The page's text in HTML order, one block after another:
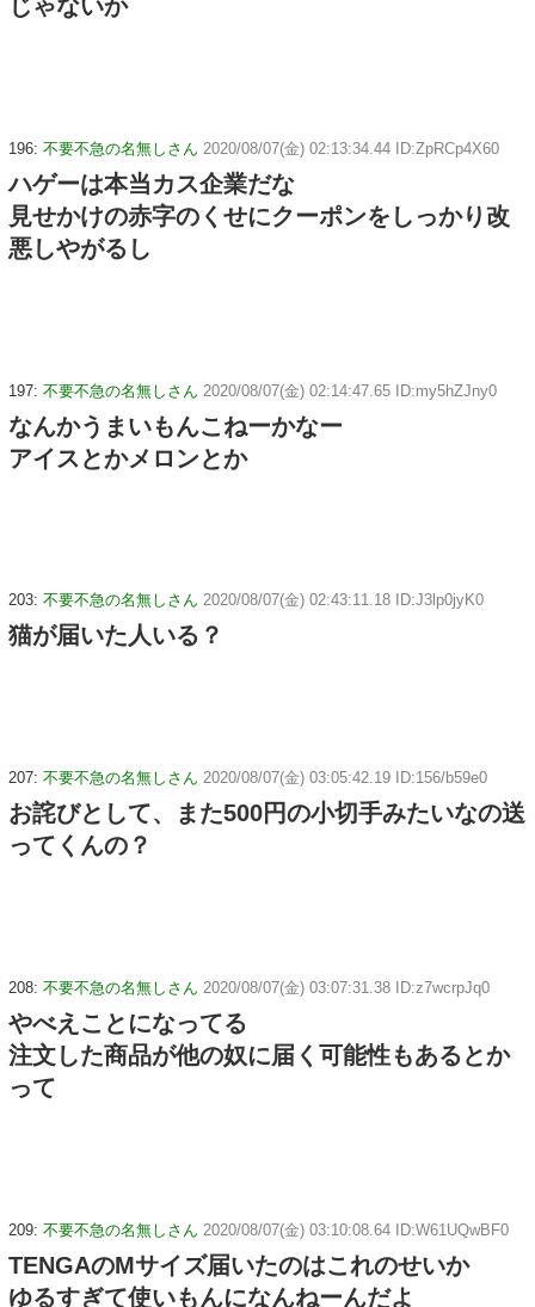
じゃないか
196: 不要不急の名無しさん 2020/08/07(金) 02:13:34.44 ID:ZpRCp4X60
ハゲーは本当カス企業だな
見せかけの赤字のくせにクーポンをしっかり改
悪しやがるし
197: 不要不急の名無しさん 2020/08/07(金) 02:14:47.65 ID:my5hZJny0
なんかうまいもんこねーかなー
アイスとかメロンとか
203: 不要不急の名無しさん 2020/08/07(金) 02:43:11.18 ID:J3lp0jyK0
猫が届いた人いる？
207: 不要不急の名無しさん 2020/08/07(金) 03:05:42.19 ID:156/b59e0
お詫びとして、また500円の小切手みたいなの送
ってくんの？
208: 不要不急の名無しさん 2020/08/07(金) 03:07:31.38 ID:z7wcrpJq0
やべえことになってる
注文した商品が他の奴に届く可能性もあるとか
って
209: 不要不急の名無しさん 2020/08/07(金) 03:10:08.64 ID:W61UQwBF0
TENGAのMサイズ届いたのはこれのせいか
ゆるすぎて使いもんになんねーんだよ